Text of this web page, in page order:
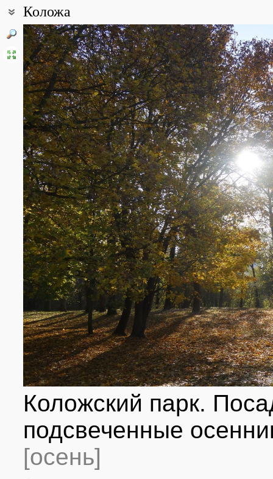
Коложа
Координаты:
53° 40′ 42″ с.ш., 23° 49′ 07″ в.д. (смотреть на картахGoogle,
Все фотографии(46) Фото растений и лишайников(16)
Коложский парк.
подсвеченные
[осень]